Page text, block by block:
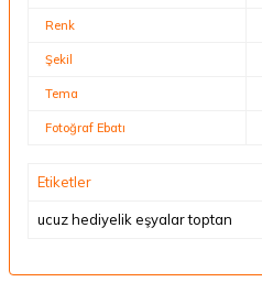
Renk
Şekil
Tema
Fotoğraf Ebatı
Etiketler
ucuz hediyelik eşyalar toptan